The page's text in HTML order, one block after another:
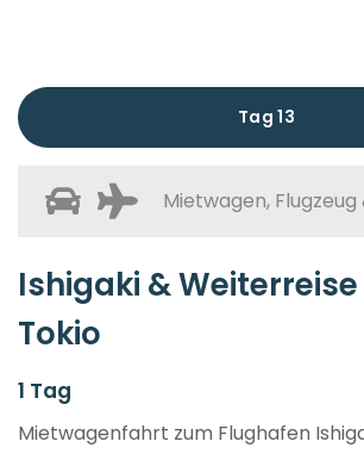
Tag 13
Mietwagen, Flugzeug
Ishigaki &
Tokio
1 Tag
Mietwagenfahrt zum Flughafen